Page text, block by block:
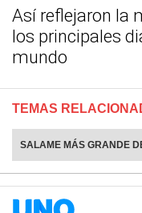
Así reflejaron la
los principales
mundo
TEMAS
SALAME MÁS GRANDE